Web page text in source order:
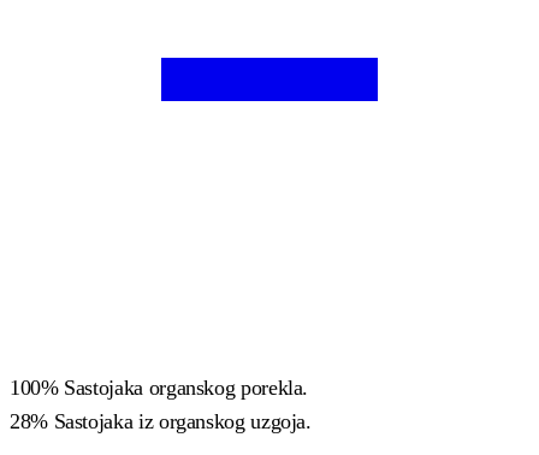
100% Sastojaka organskog porekla.
28% Sastojaka iz organskog uzgoja.